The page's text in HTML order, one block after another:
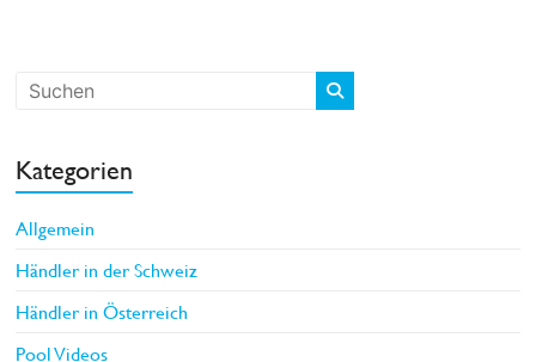
Kategorien
Allgemein
Händler in der Schweiz
Händler in Österreich
Pool Videos